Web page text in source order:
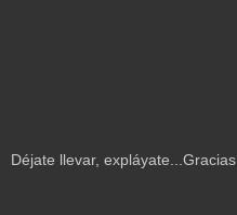
Déjate llevar, expláyate...Gracias